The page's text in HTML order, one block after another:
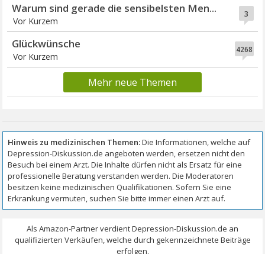
3
Warum sind gerade die sensibelsten Men...
Vor Kurzem
4268
Glückwünsche
Vor Kurzem
Mehr neue Themen